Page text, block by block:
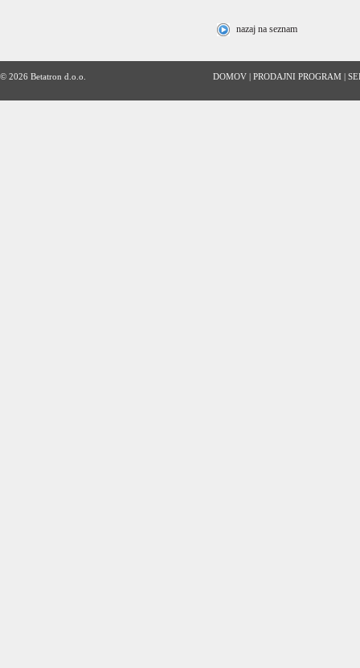
nazaj na seznam
© 2026 Betatron d.o.o. DOMOV |PRODAJNI PROGRAM |